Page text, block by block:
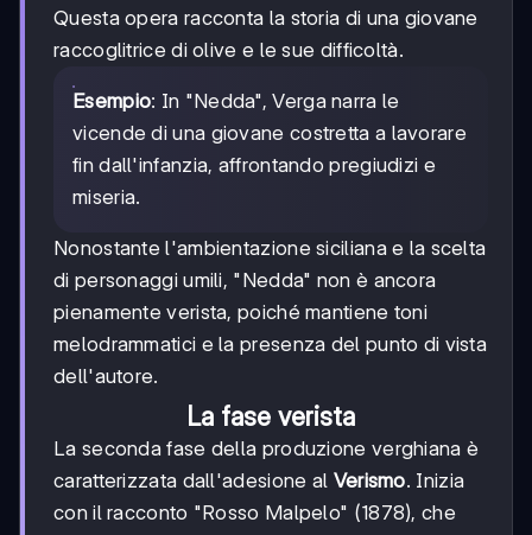
Questa opera racconta la storia di una giovane
raccoglitrice di olive e le sue difficoltà.
Esempio: In "Nedda", Verga narra le
vicende di una giovane costretta a lavorare
fin dall'infanzia, affrontando pregiudizi e
miseria.
Nonostante l'ambientazione siciliana e la scelta
di personaggi umili, "Nedda" non è ancora
pienamente verista, poiché mantiene toni
melodrammatici e la presenza del punto di vista
dell'autore.
La fase verista
La seconda fase della produzione verghiana è
caratterizzata dall'adesione al Verismo. Inizia
con il racconto "Rosso Malpelo" (1878), che